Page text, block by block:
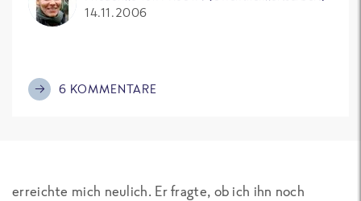
14.11.2006
6 KOMMENTARE
erreichte mich neulich. Er fragte, ob ich ihn noch